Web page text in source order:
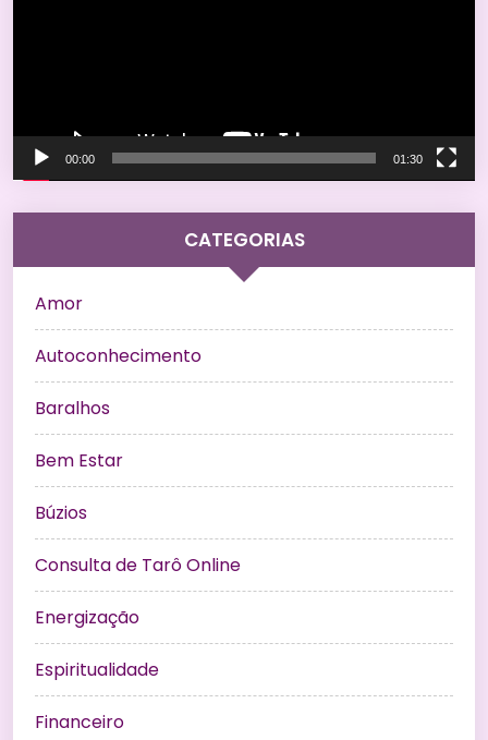
00:00 01:30
CATEGORIAS
Amor
Autoconhecimento
Baralhos
Bem Estar
Búzios
Consulta de Tarô Online
Energização
Espiritualidade
Financeiro